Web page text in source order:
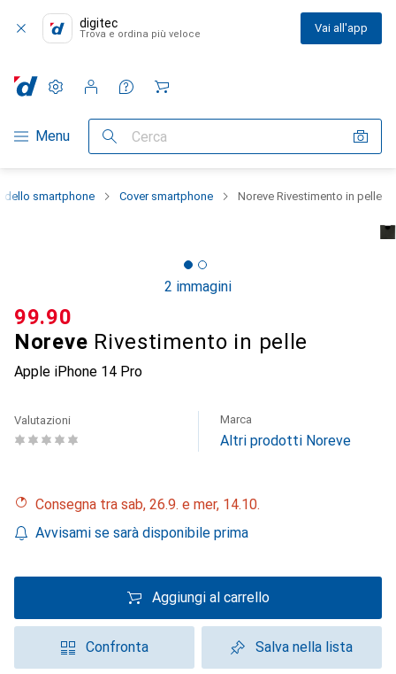
digitec
Trova e ordina più veloce Vai all'app
Categoria Navigazione
Menu Cerca
Impostazioni
Conto cliente
Liste di confronto
Liste dei desideri
Carrello
dello smartphone Cover smartphone Noreve Rivestimento in pelle
2 immagini
Noreve Rivestimento in pelle
Apple iPhone 14 Pro
CHF
99.90
Valutazioni Marca
Altri prodotti Noreve
Consegna tra sab, 26.9. e mer, 14.10.
Avvisami se sarà disponibile prima
Aggiungi al carrello
Confronta Salva nella lista